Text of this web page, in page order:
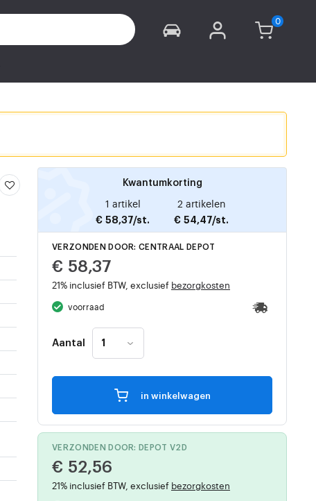
Kwantumkorting
1 artikel
€ 58,37/st.
2 artikelen
€ 54,47/st.
VERZONDEN DOOR: CENTRAAL DEPOT
€ 58,37
21% inclusief BTW, exclusief bezorgkosten
voorraad
Aantal
in winkelwagen
VERZONDEN DOOR: DEPOT V2D
€ 52,56
21% inclusief BTW, exclusief bezorgkosten